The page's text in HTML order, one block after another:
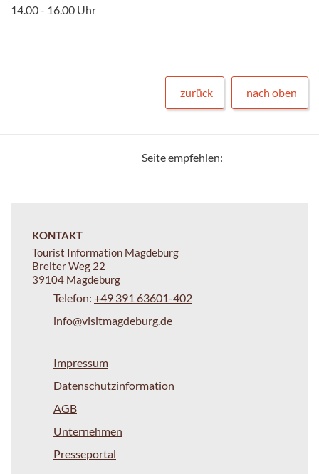
14.00 - 16.00 Uhr
zurück nach oben
Seite empfehlen:
KONTAKT
Tourist Information Magdeburg
Breiter Weg 22
39104 Magdeburg
Telefon: +49 391 63601-402
info@visitmagdeburg.de
Impressum
Datenschutzinformation
AGB
Unternehmen
Presseportal